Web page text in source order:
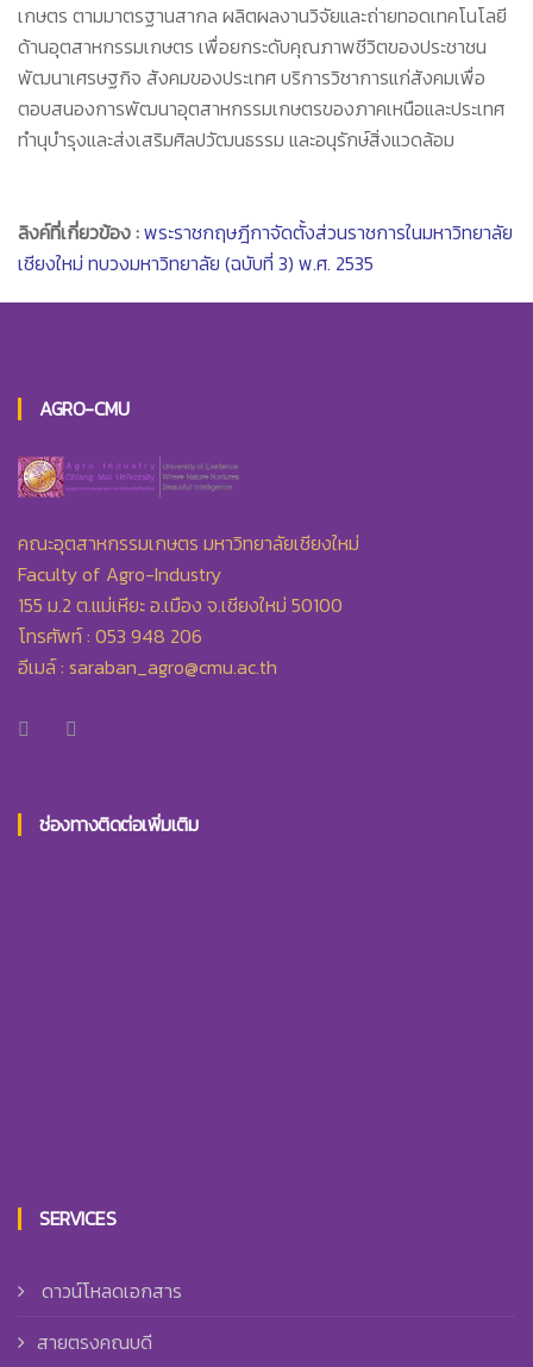
เกษตร ตามมาตรฐานสากล ผลิตผลงานวิจัยและถ่ายทอดเทคโนโลยี
ด้านอุตสาหกรรมเกษตร เพื่อยกระดับคุณภาพชีวิตของประชาชน
พัฒนาเศรษฐกิจ สังคมของประเทศ บริการวิชาการแก่สังคมเพื่อ
ตอบสนองการพัฒนาอุตสาหกรรมเกษตรของภาคเหนือและประเทศ
ทำนุบํารุงและส่งเสริมศิลปวัฒนธรรม และอนุรักษ์สิ่งแวดล้อม
ลิงค์ที่เกี่ยวข้อง :พระราชกฤษฎีกาจัดตั้งส่วนราชการในมหาวิทยาลัย
เชียงใหม่ ทบวงมหาวิทยาลัย (ฉบับที่ 3) พ.ศ. 2535
AGRO-CMU
คณะอุตสาหกรรมเกษตร มหาวิทยาลัยเชียงใหม่
Faculty of Agro-Industry
155 ม.2 ต.แม่เหียะ อ.เมือง จ.เชียงใหม่ 50100
โทรศัพท์ : 053 948 206
อีเมล์ : saraban_agro@cmu.ac.th
ช่องทางติดต่อเพิ่มเติม
SERVICES
ดาวน์โหลดเอกสาร
สายตรงคณบดี